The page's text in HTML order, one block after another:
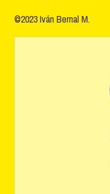
©2023 Iván Bernal M.